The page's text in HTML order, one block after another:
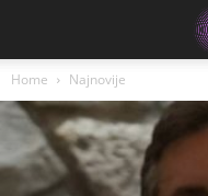
Home Najnovije